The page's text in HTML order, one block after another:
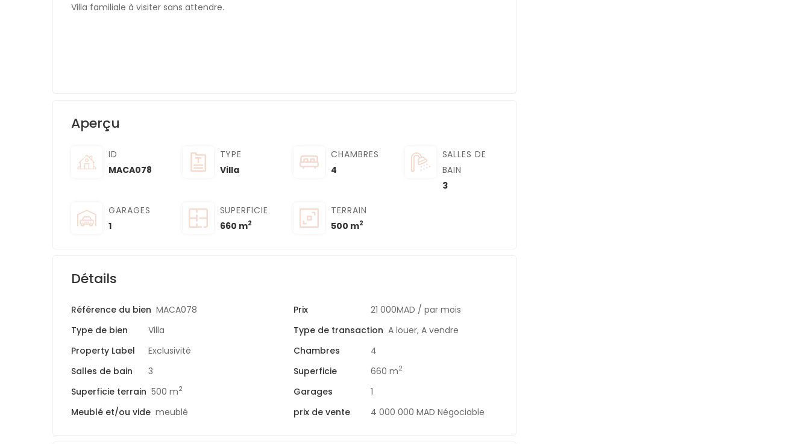
Villa familiale à visiter sans attendre.
Aperçu
ID
MACA078
TYPE
Villa
CHAMBRES
4
SALLES DE
BAIN
3
GARAGES
1
SUPERFICIE
660 m2
TERRAIN
500 m2
Détails
Référence du bien MACA078 Prix 21 000MAD / par mois
Type de bien
Villa Type de transaction A louer, A vendre
Property Label
Exclusivité Chambres
4
Salles de bain
3 Superficie 660 m2
Superficie terrain 500 m2 Garages
1
Meublé et/ou vide meublé prix de vente 4 000 000 MAD Négociable